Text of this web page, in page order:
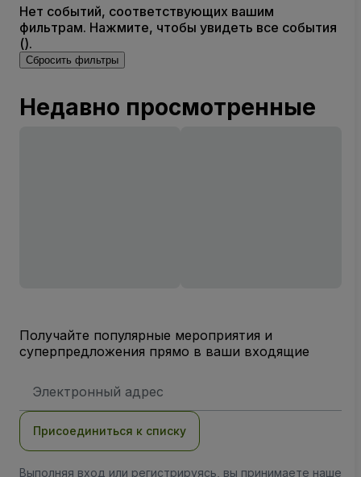
Нет событий, соответствующих вашим
фильтрам. Нажмите, чтобы увидеть все события
().
Сбросить фильтры
Недавно просмотренные
Получайте популярные мероприятия и
суперпредложения прямо в ваши входящие
электронной
Присоединиться к списку
Выполняя вход или регистрируясь, вы принимаете наше